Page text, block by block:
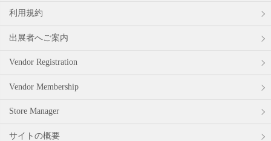
利用規約
出展者へご案内
Vendor Registration
Vendor Membership
Store Manager
サイトの概要